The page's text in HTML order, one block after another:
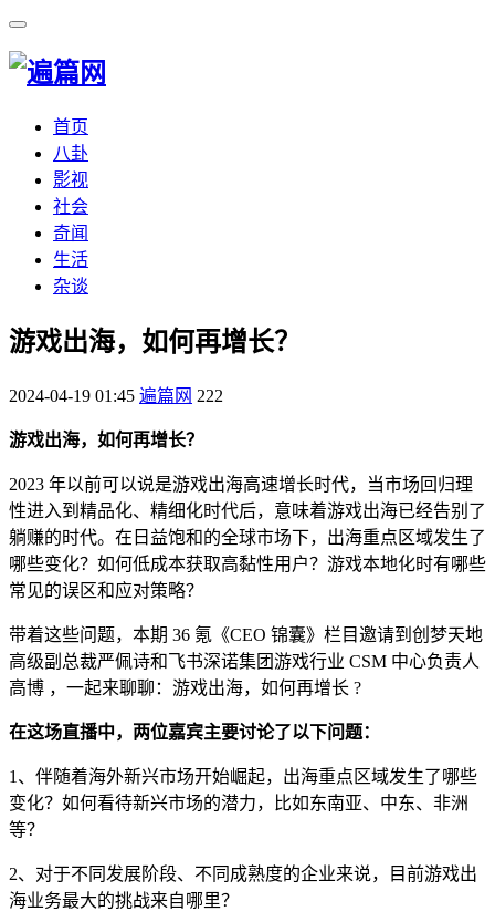
首页
八卦
影视
社会
奇闻
生活
杂谈
​游戏出海，如何再增长？
2024-04-19 01:45 遍篇网 222
游戏出海，如何再增长？
2023 年以前可以说是游戏出海高速增长时代，当市场回归理
性进入到精品化、精细化时代后，意味着游戏出海已经告别了
躺赚的时代。在日益饱和的全球市场下，出海重点区域发生了
哪些变化？如何低成本获取高黏性用户？游戏本地化时有哪些
常见的误区和应对策略？
带着这些问题，本期 36 氪《CEO 锦囊》栏目邀请到创梦天地
高级副总裁严佩诗和飞书深诺集团游戏行业 CSM 中心负责人
高博 ，一起来聊聊：游戏出海，如何再增长 ?
在这场直播中，两位嘉宾主要讨论了以下问题：
1、伴随着海外新兴市场开始崛起，出海重点区域发生了哪些
变化？如何看待新兴市场的潜力，比如东南亚、中东、非洲
等？
2、对于不同发展阶段、不同成熟度的企业来说，目前游戏出
海业务最大的挑战来自哪里？